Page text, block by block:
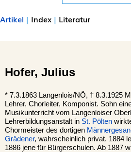
Artikel | Index | Literatur
Hofer, Julius
* 7.3.1863 Langenlois/NÖ, † 8.3.1925
Lehrer, Chorleiter, Komponist. Sohn
Musikunterricht vom Langenloiser
Lehrerbildungsanstalt in St. Pölten
Chormeister des dortigen
Grädener, wahrscheinlich privat. 1884
1886 jene für Bürgerschulen. Ab 1887